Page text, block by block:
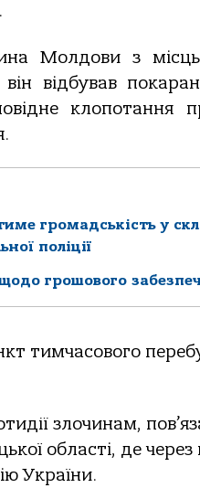
Молдови з
відбував
громадськість у
поліції
грошового
тимчасового
злочинам,
області, де
України.